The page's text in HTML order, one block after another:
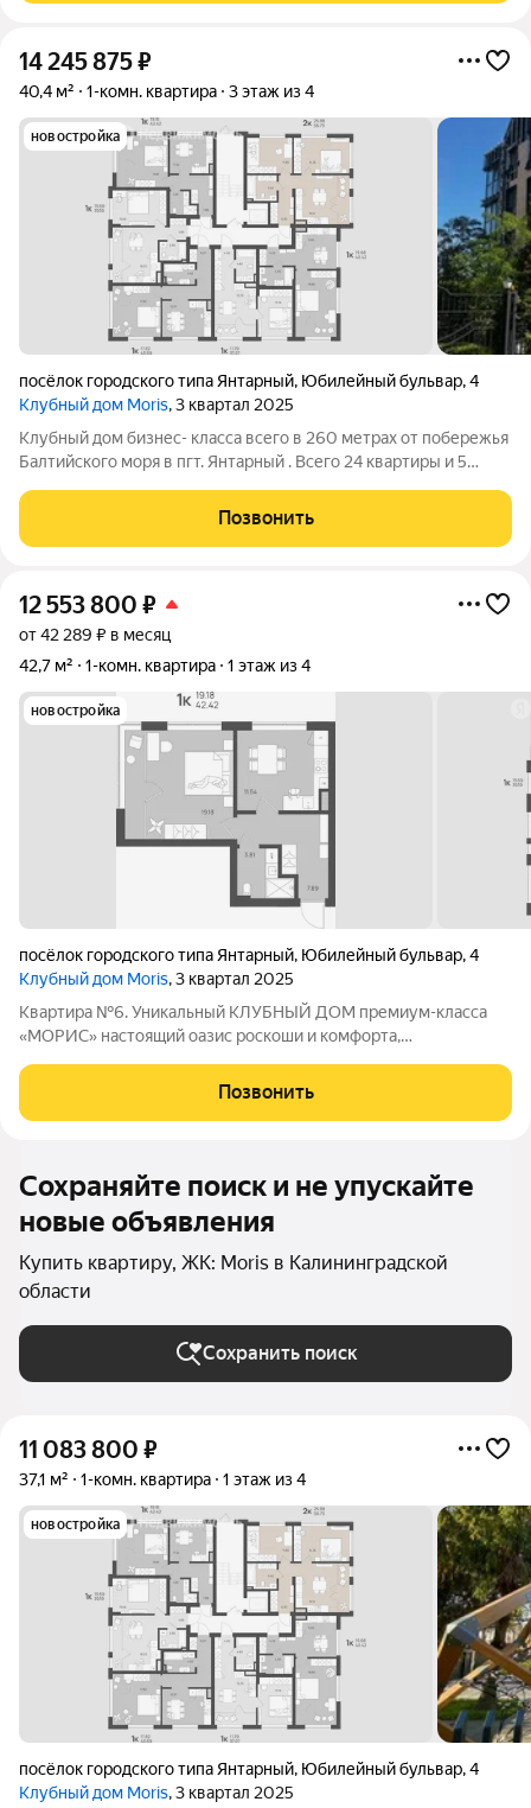
14 245 875₽
40,4 м² 1-комн. квартира 3 этаж из 4
новостройка
посёлок городского типа Янтарный, Юбилейный бульвар,4
Клубный дом Moris, 3 квартал 2025
Клубный дом бизнес- класса всего в 260 метрах от побережья
Балтийского моря в пгт. Янтарный . Всего 24 квартиры и 5
Высота потолков 3.3 метра. Янтарный - маленький, но
невероятно живописный
Позвонить
12 553 800 ₽
от 42 289 ₽ в месяц
42,7 м²
1-комн. квартира 1 этаж из 4
новостройка
посёлок городского типа Янтарный, Юбилейный бульвар,4
Клубный дом Moris, 3 квартал 2025
Квартира №6. Уникальный КЛУБНЫЙ ДОМ премиум-класса
«МОРИС» настоящий оазис роскоши и комфорта,
пляжами, на берегу Балтийского моря, аналогов которому нет.
Это место, где сливаются воедино
Позвонить
Сохраняйте поиск и не упускайте
новые объявления
Купить квартиру, ЖК: Moris в Калининградской
области
Сохранить поиск
11 083 800 ₽
37,1 м² 1-комн. квартира 1 этаж из 4
новостройка
посёлок городского типа Янтарный, Юбилейный бульвар,4
Клубный дом Moris, 3 квартал 2025